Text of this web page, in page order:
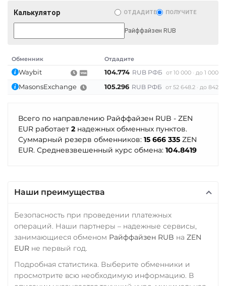
Solana (SOL)
StableUSD (USDS)
Stellar (XLM)
Sui
Terra (LUNA)
Terra Classic (LUNC)
Tether (USDT)
Tether Gold (XAUt)
Tezos (XTZ)
Tornado Cash (TORN)
USD EUR UAH
KZT
GBP
CNY THB
IDR
CZK
ARS MXN
ОТП Банк
UAH
Промсвязьбанк RUB
Райффайзен
UAH
Калькулятор ОТДАДИТЕ ПОЛУЧИТЕ
Райффайзен RUB
Обменник Отдадите
Waybit 104.774 RUB РФБ от 10 000 до 1 000
MasonsExchange 105.296 RUB РФБ от 52 648.2 до 842
Всего по направлению Райффайзен RUB - ZEN
EUR работает 2 надежных обменных пунктов.
Суммарный резерв обменников: 15 666 335 ZEN
EUR. Средневзвешенный курс обмена: 104.8419
Наши преимущества
Безопасность при проведении платежных
операций. Наши партнеры – надежные сервисы,
занимающиеся обменом Райффайзен RUB на ZEN
EUR не первый год.
Подробная статистика. Выберите обменники и
просмотрите всю необходимую информацию. В